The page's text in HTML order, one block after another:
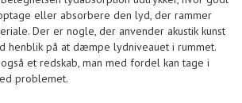
eller absorbere den lyd, der rammer
Der er nogle, der anvender akustik kunst
henblik på at dæmpe lydniveauet i rummet.
et redskab, man med fordel kan tage i
problemet.